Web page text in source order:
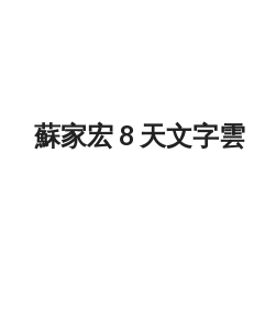
蘇家宏 8 天文字雲